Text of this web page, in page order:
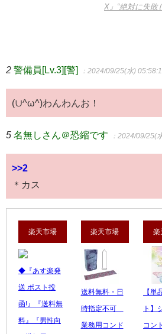
X』“絶対に失敗
2 警備員[Lv.3][警] ：2024/09/25(水)
(∪^ω^)わんわんお！
5 名無しさん＠恐縮です ：2024/09/25(
>>2
＊カス
楽天市場
◆『あす楽発
送 ポスト投
函!』『送料無
料』『男性向
楽天市場
送料無料・日
時指定不可
業務用コンド
楽
【単
ト】
コン